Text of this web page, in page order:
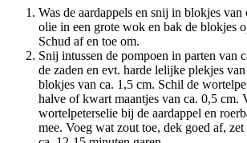
Was de aardappels en snij in blokjes
olie in een grote wok en bak de blokjes
Schud af en toe om.
Snij intussen de pompoen in parten van
de zaden en evt. harde lelijke plekjes
blokjes van ca. 1,5 cm. Schil de
halve of kwart maantjes van ca. 0,5 cm.
wortelpeterselie bij de aardappel en
mee. Voeg wat zout toe, dek goed af,